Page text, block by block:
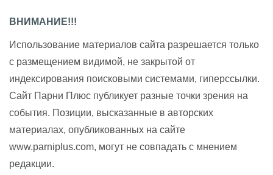
ВНИМАНИЕ!!!
Использование материалов сайта разрешается только
с размещением видимой, не закрытой от
индексирования поисковыми системами, гиперссылки.
Сайт Парни Плюс публикует разные точки зрения на
события. Позиции, высказанные в авторских
материалах, опубликованных на сайте
www.parniplus.com, могут не совпадать с мнением
редакции.